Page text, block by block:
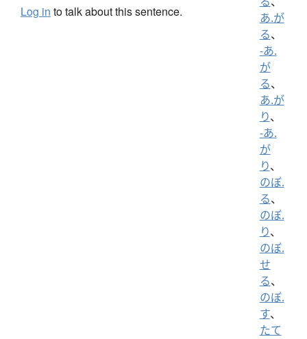
Log in to talk about this sentence.
あ.が
る、
-あ.
が
る、
あ.が
り、
-あ.
が
り、
のぼ.
る、
のぼ.
り、
のぼ.
せ
る、
のぼ.
す、
たて